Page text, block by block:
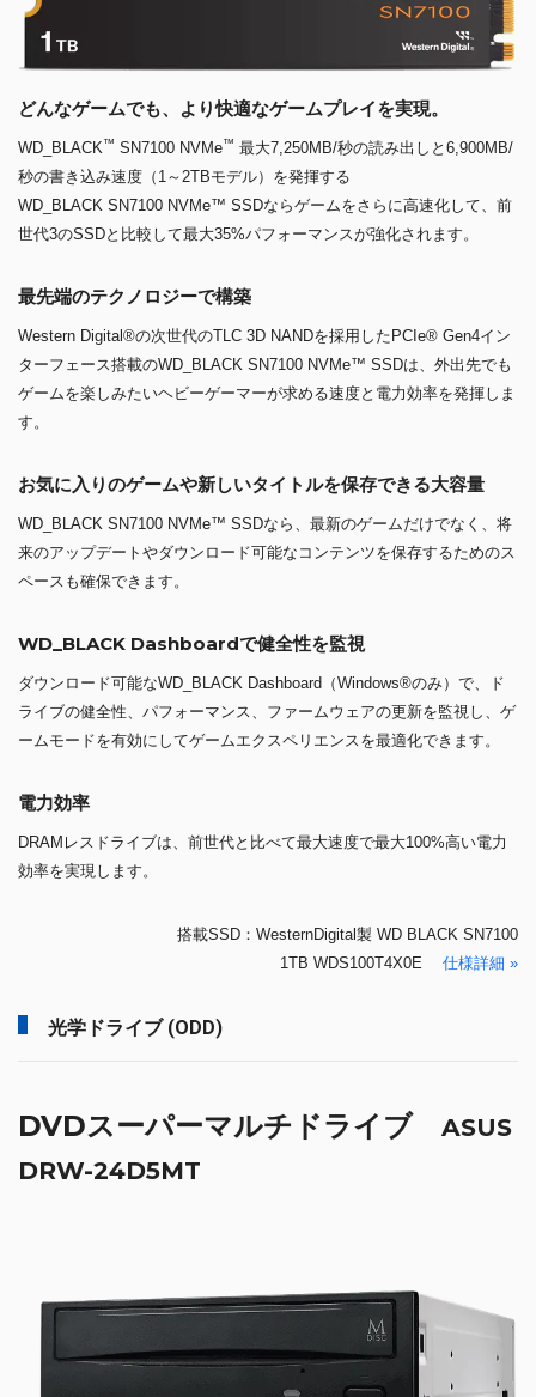
どんなゲームでも、より快適なゲームプレイを実現。
WD_BLACK™ SN7100 NVMe™ 最大7,250MB/秒の読み出しと6,900MB/
秒の書き込み速度（1～2TBモデル）を発揮する
WD_BLACK SN7100 NVMe™ SSDならゲームをさらに高速化して、前
世代3のSSDと比較して最大35%パフォーマンスが強化されます。
最先端のテクノロジーで構築
Western Digital®の次世代のTLC 3D NANDを採用したPCIe® Gen4イン
ターフェース搭載のWD_BLACK SN7100 NVMe™ SSDは、外出先でも
ゲームを楽しみたいヘビーゲーマーが求める速度と電力効率を発揮しま
す。
お気に入りのゲームや新しいタイトルを保存できる大容量
WD_BLACK SN7100 NVMe™ SSDなら、最新のゲームだけでなく、将
来のアップデートやダウンロード可能なコンテンツを保存するためのス
ペースも確保できます。
WD_BLACK Dashboardで健全性を監視
ダウンロード可能なWD_BLACK Dashboard（Windows®のみ）で、ド
ライブの健全性、パフォーマンス、ファームウェアの更新を監視し、ゲ
ームモードを有効にしてゲームエクスペリエンスを最適化できます。
電力効率
DRAMレスドライブは、前世代と比べて最大速度で最大100%高い電力
効率を実現します。
搭載SSD：WesternDigital製 WD BLACK SN7100
1TB WDS100T4X0E 仕様詳細 »
光学ドライブ (ODD)
DVDスーパーマルチドライブ ASUS
DRW-24D5MT